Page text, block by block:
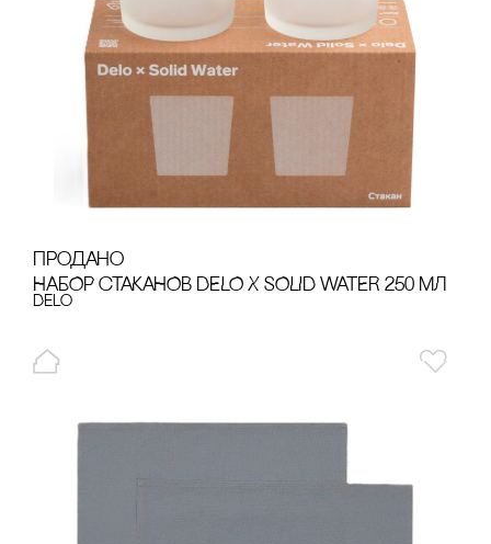
продано
НАБОР сТАКАНОВ DELO Х SOLID WATER 250 МЛ
Delo